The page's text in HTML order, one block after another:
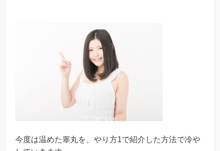
今度は温めた睾丸を、やり方1で紹介した方法で冷や